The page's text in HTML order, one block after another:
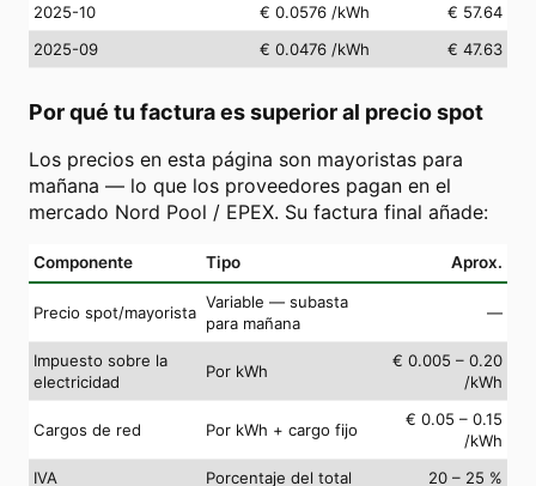
2025-10
€ 0.0576 /kWh
€ 57.64
2025-09
€ 0.0476 /kWh € 47.63
Por qué tu factura es superior al precio spot
Los precios en esta página son mayoristas para
mañana — lo que los proveedores pagan en el
mercado Nord Pool / EPEX. Su factura final añade:
Componente Tipo Aprox.
Precio spot/mayorista
Variable — subasta
para mañana
—
Impuesto sobre la
electricidad
Por kWh
€ 0.005 – 0.20
/kWh
Cargos de red Por kWh + cargo fijo
€ 0.05 – 0.15
/kWh
IVA
Porcentaje del total
20 – 25 %